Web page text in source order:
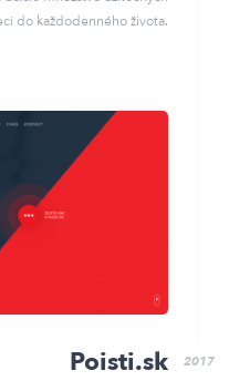
do každodenného života.
2017
Poisti.sk